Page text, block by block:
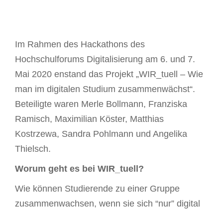
Im Rahmen des Hackathons des
Hochschulforums Digitalisierung am 6. und 7.
Mai 2020 enstand das Projekt „WIR_tuell – Wie
man im digitalen Studium zusammenwächst“.
Beteiligte waren Merle Bollmann, Franziska
Ramisch, Maximilian Köster, Matthias
Kostrzewa, Sandra Pohlmann und Angelika
Thielsch.
Worum geht es bei WIR_tuell?
Wie können Studierende zu einer Gruppe
zusammenwachsen, wenn sie sich “nur” digital